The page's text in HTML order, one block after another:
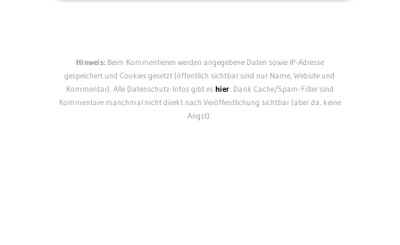
Hinweis:Beim Kommentieren werden angegebene Daten sowie IP-Adresse
gespeichert und Cookies gesetzt (öffentlich sichtbar sind nur Name, Website und
Kommentar). Alle Datenschutz-Infos gibt eshier. Dank Cache/Spam-Filter sind
Kommentare manchmal nicht direkt nach Veröffentlichung sichtbar (aber da, keine
Angst).